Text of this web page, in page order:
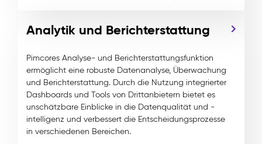
Analytik und Berichterstattung
Pimcores Analyse- und Berichterstattungsfunktion
ermöglicht eine robuste Datenanalyse, Überwachung
und Berichterstattung. Durch die Nutzung integrierter
Dashboards und Tools von Drittanbietern bietet es
unschätzbare Einblicke in die Datenqualität und -
intelligenz und verbessert die Entscheidungsprozesse
in verschiedenen Bereichen.